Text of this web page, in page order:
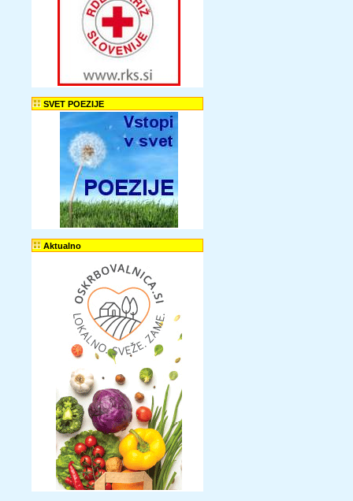
SVET POEZIJE
Aktualno